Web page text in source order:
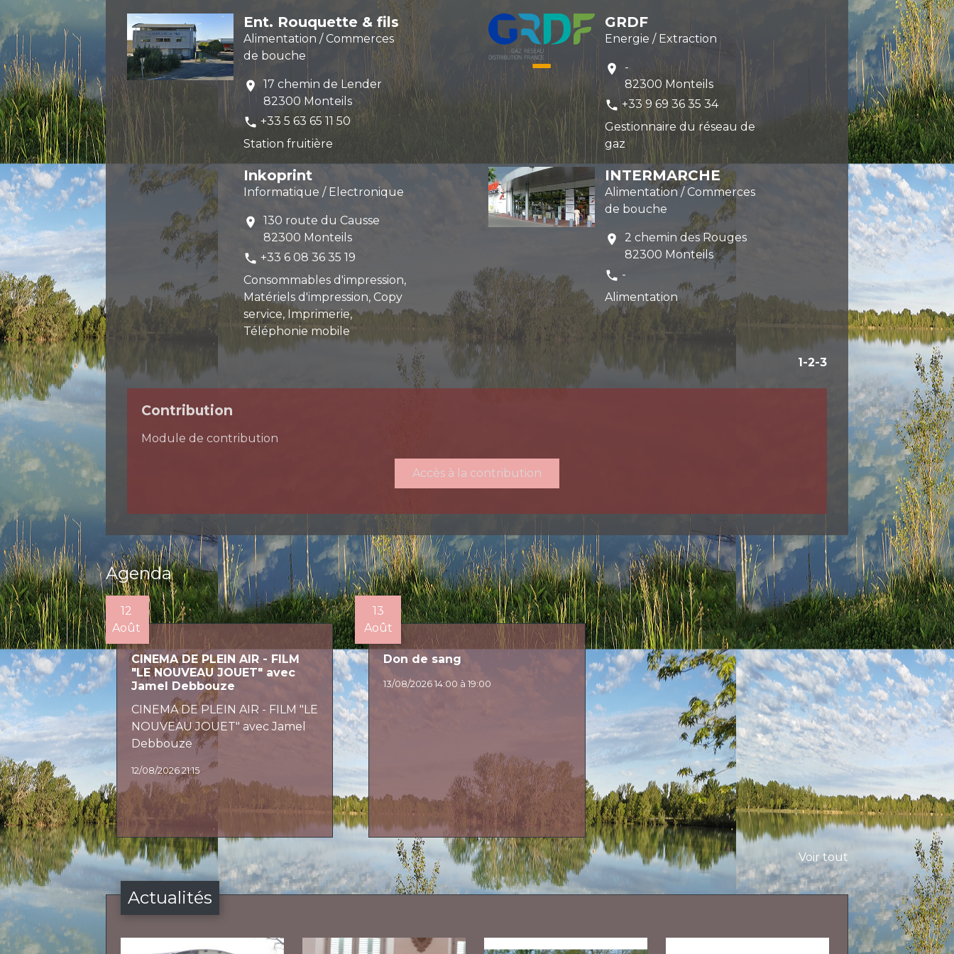
Ent. Rouquette & fils
Alimentation / Commerces
de bouche
location_on
17 chemin de Lender
82300 Monteils
phone +33 5 63 65 11 50
Station fruitière
GRDF
Energie / Extraction
location_on
-
82300 Monteils
phone +33 9 69 36 35 34
Gestionnaire du réseau de
gaz
Inkoprint
Informatique / Electronique
location_on
130 route du Causse
82300 Monteils
phone +33 6 08 36 35 19
Consommables d'impression,
Matériels d'impression, Copy
service, Imprimerie,
Téléphonie mobile
INTERMARCHE
Alimentation / Commerces
de bouche
location_on
2 chemin des Rouges
82300 Monteils
phone -
Alimentation
1 -2-3
Contribution
Module de contribution
Accès à la contribution
Agenda
12
Août
CINEMA DE PLEIN AIR - FILM
"LE NOUVEAU JOUET" avec
Jamel Debbouze
CINEMA DE PLEIN AIR - FILM "LE
NOUVEAU JOUET" avec Jamel
Debbouze
12/08/2026 21:15
13
Août
Don de sang
13/08/2026 14:00 à 19:00
Voir tout
Actualités